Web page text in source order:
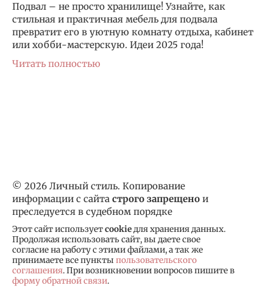
Подвал – не просто хранилище! Узнайте, как
стильная и практичная мебель для подвала
превратит его в уютную комнату отдыха, кабинет
или хобби-мастерскую. Идеи 2025 года!
Читать полностью
© 2026 Личный стиль. Копирование
информации с сайта строго запрещено и
преследуется в судебном порядке
Этот сайт используетcookieдля хранения данных.
Продолжая использовать сайт, вы даете свое
согласие на работу с этими файлами, а так же
принимаете все пункты пользовательского
соглашения. При возникновении вопросов пишите в
форму обратной связи.